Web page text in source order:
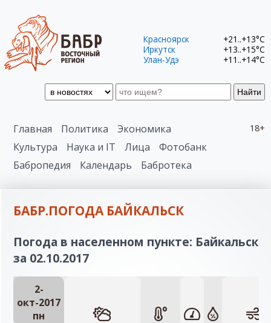
Найти
Красноярск
+21..+13°C
Иркутск
+13..+15°C
Улан-Удэ
+11..+14°C
18+
Главная Политика
Экономика
Культура
Наука и IT Лица
Фотобанк
Бабропедия
Календарь Бабротека
БАБР.ПОГОДА БАЙКАЛЬСК
Погода в населенном пункте: Байкальск
за 02.10.2017
2-
окт-2017
пн